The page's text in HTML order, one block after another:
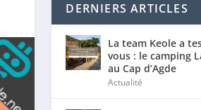
DERNIERS ARTICLES
La team Keole a
vous : le camping
au Cap d’Agde
Actualité